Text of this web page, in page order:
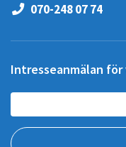
070-248 07 74
Intresseanmälan